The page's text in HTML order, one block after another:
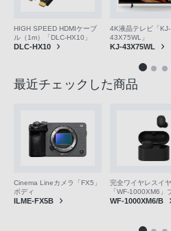
HIGH SPEED HDMIケーブ
ル（1m）「DLC-HX10」
DLC-HX10
4K液晶テレビ「KJ-
43X75WL」
KJ-43X75WL
最近チェックした商品
Cinema Lineカメラ「FX5」
ボディ
ILME-FX5B
完全ワイヤレスイ
「WF-1000XM6」
WF-1000XM6/B